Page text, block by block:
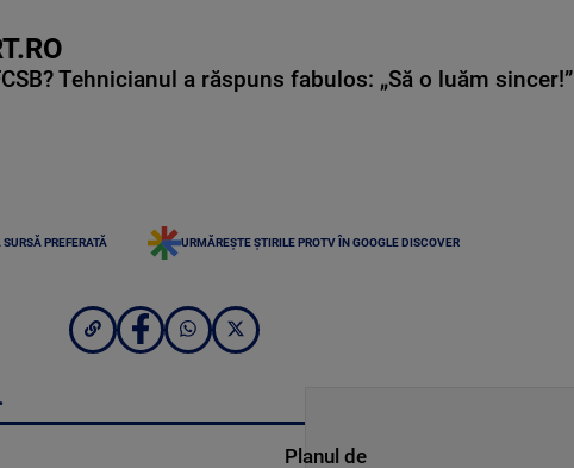
Tehnicianul a răspuns fabulos: „Să o luăm sincer!”
PREFERATĂ URMĂREȘTE ȘTIRILE PROTV ÎN GOOGLE DISCOVER
Planul de